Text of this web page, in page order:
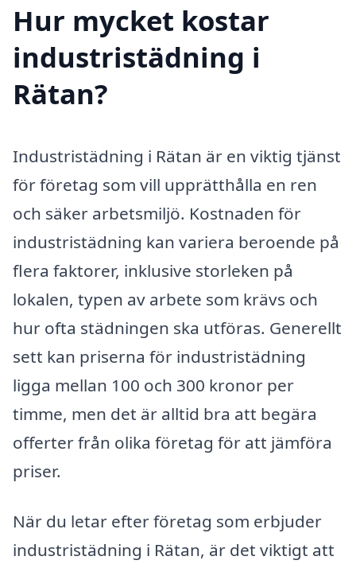
Hur mycket kostar
industristädning i
Rätan?
Industristädning i Rätan är en viktig tjänst
för företag som vill upprätthålla en ren
och säker arbetsmiljö. Kostnaden för
industristädning kan variera beroende på
flera faktorer, inklusive storleken på
lokalen, typen av arbete som krävs och
hur ofta städningen ska utföras. Generellt
sett kan priserna för industristädning
ligga mellan 100 och 300 kronor per
timme, men det är alltid bra att begära
offerter från olika företag för att jämföra
priser.
När du letar efter företag som erbjuder
industristädning i Rätan, är det viktigt att